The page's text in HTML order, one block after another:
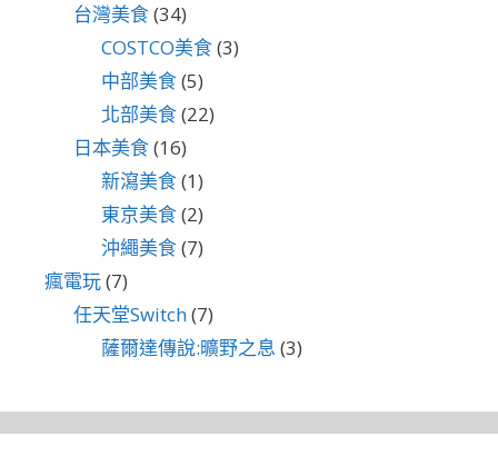
台灣美食(34)
COSTCO美食(3)
中部美食(5)
北部美食(22)
日本美食(16)
新瀉美食(1)
東京美食(2)
沖繩美食(7)
瘋電玩(7)
任天堂Switch(7)
薩爾達傳說:曠野之息 (3)